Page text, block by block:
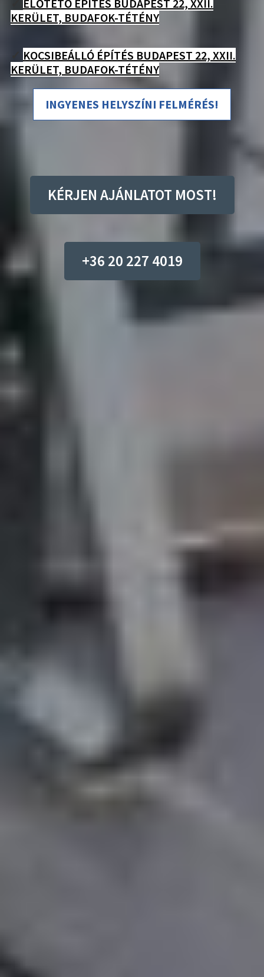
ELŐTETŐ ÉPÍTÉS BUDAPEST 22, XXII.
KERÜLET, BUDAFOK-TÉTÉNY
KOCSIBEÁLLÓ ÉPÍTÉS BUDAPEST 22, XXII.
KERÜLET, BUDAFOK-TÉTÉNY
INGYENES HELYSZÍNI FELMÉRÉS!
KÉRJEN AJÁNLATOT MOST!
+36 20 227 4019